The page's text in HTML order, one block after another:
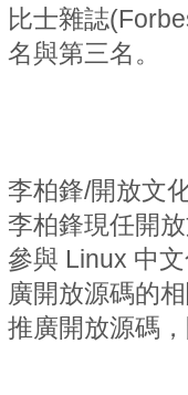
比士雜誌
名與第三名。
李柏鋒/開放文
李柏鋒現任開
參與 Linux 中
廣開放源碼的
推廣開放源碼